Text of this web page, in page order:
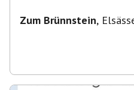
Zum Brünnstein,